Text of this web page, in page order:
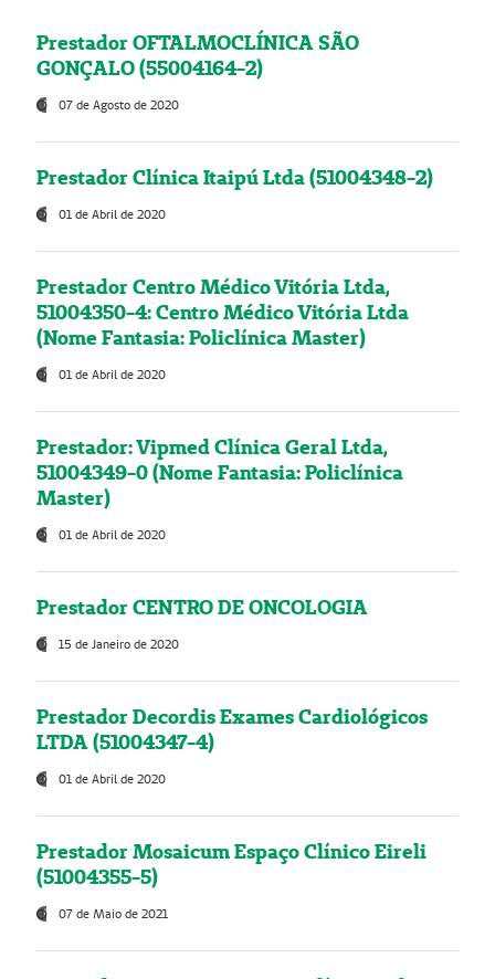
Prestador OFTALMOCLÍNICA SÃO
GONÇALO (55004164-2)
07 de Agosto de 2020
Prestador Clínica Itaipú Ltda (51004348-2)
01 de Abril de 2020
Prestador Centro Médico Vitória Ltda,
51004350-4: Centro Médico Vitória Ltda
(Nome Fantasia: Policlínica Master)
01 de Abril de 2020
Prestador: Vipmed Clínica Geral Ltda,
51004349-0 (Nome Fantasia: Policlínica
Master)
01 de Abril de 2020
Prestador CENTRO DE ONCOLOGIA
15 de Janeiro de 2020
Prestador Decordis Exames Cardiológicos
LTDA (51004347-4)
01 de Abril de 2020
Prestador Mosaicum Espaço Clínico Eireli
(51004355-5)
07 de Maio de 2021